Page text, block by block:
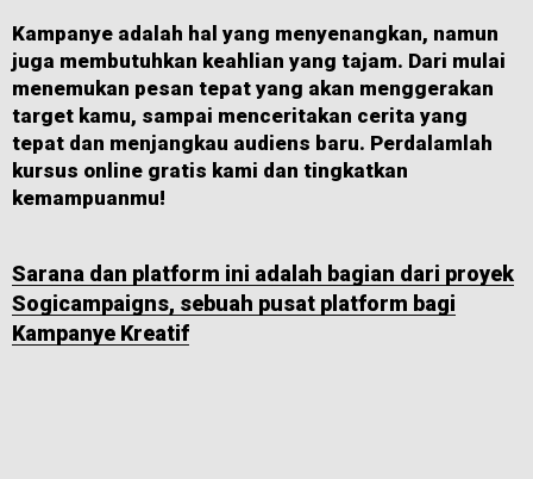
Kampanye adalah hal yang menyenangkan, namun
juga membutuhkan keahlian yang tajam. Dari mulai
menemukan pesan tepat yang akan menggerakan
target kamu, sampai menceritakan cerita yang
tepat dan menjangkau audiens baru. Perdalamlah
kursus online gratis kami dan tingkatkan
kemampuanmu!
Sarana dan platform ini adalah bagian dari proyek
Sogicampaigns, sebuah pusat platform bagi
Kampanye Kreatif